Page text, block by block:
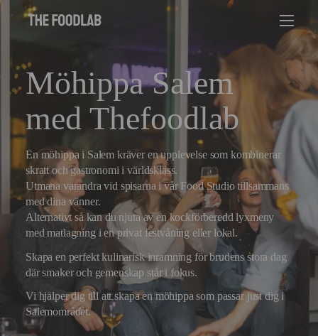
Möhippa Salem
med Thefoodlab
En möhippa i Salem kräver en upplevelse som kombinerar
skratt och gastronomi i världsklass.
Utmana varandra vid spisarna i vår Food Studio tillsammans
med dina vänner.
Alternativt så kan du njuta av en kockförberedd lyxmeny
med matlagning i en privat festvåning eller lokal.
Skapa en perfekt kulinarisk inramning för brudens stora dag
där smaker och gemenskap står i fokus.
Vi hjälper dig till att skapa en möhippa som passar just dig i
Salemområdet.